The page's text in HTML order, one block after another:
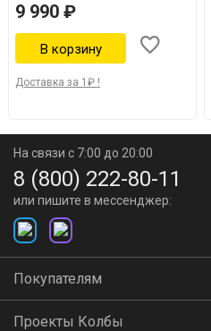
9 990 ₽
Доставка за 1₽ !
На связи с 7:00 до 20:00
8 (800) 222-80-11
или пишите в мессенджер:
Покупателям
Проекты Колбы